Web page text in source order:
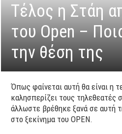
Tέλος η Στάη
του Open –
την θέση της
Όπως φαίνεται αυτή θα είναι η
καλησπερίζει τους τηλεθεατές
άλλωστε βρέθηκε ξανά σε αυτή
στο ξεκίνημα τουOPEN.